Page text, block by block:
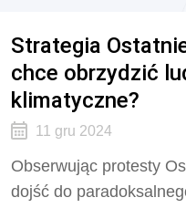
Strategia
chce obrzydzić
klimatyczne?
11 gru 2024
Obserwując protesty
dojść do